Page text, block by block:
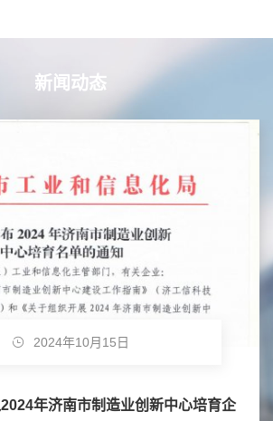
新闻动态
2024年10月15日
年济南市制造业创新中心培育企